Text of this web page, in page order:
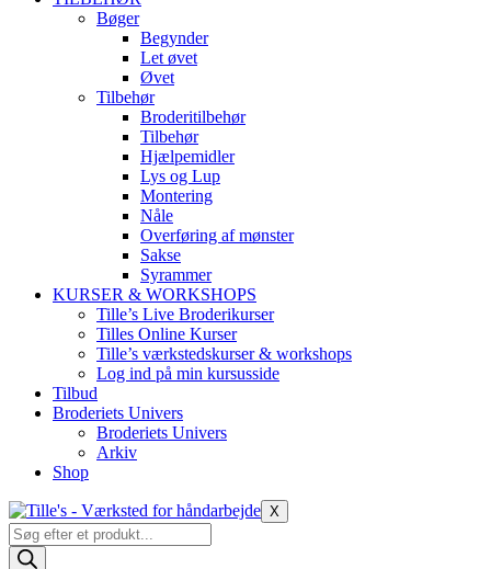
Bøger
Begynder
Let øvet
Øvet
Tilbehør
Broderitilbehør
Tilbehør
Hjælpemidler
Lys og Lup
Montering
Nåle
Overføring af mønster
Sakse
Syrammer
KURSER & WORKSHOPS
Tille’s Live Broderikurser
Tilles Online Kurser
Tille’s værkstedskurser & workshops
Log ind på min kursusside
Tilbud
Broderiets Univers
Broderiets Univers
Arkiv
Shop
X
Products
search